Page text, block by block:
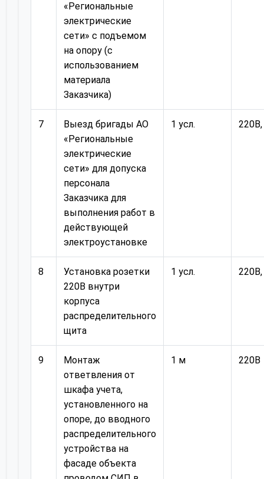
«Региональные
электрические
сети» с подъемом
на опору (с
использованием
материала
Заказчика)
7
Выезд бригады АО
«Региональные
электрические
сети» для допуска
персонала
Заказчика для
выполнения работ в
действующей
электроустановке
1 усл.
8
Установка розетки
220В внутри
корпуса
распределительного
щита
1 усл.
9
Монтаж
ответвления от
шкафа учета,
установленного на
опоре, до вводного
распределительного
устройства на
фасаде объекта
1 м 220В